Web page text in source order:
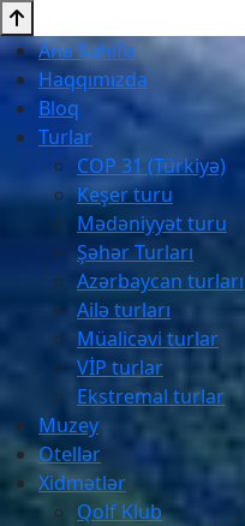
Ana Səhifə
Haqqımızda
Bloq
Turlar
COP 31 (Türkiyə)
Keşer turu
Mədəniyyət turu
Şəhər Turları
Azərbaycan turları
Ailə turları
Müalicəvi turlar
VİP turlar
Ekstremal turlar
Muzey
Otellər
Xidmətlər
Qolf Klub